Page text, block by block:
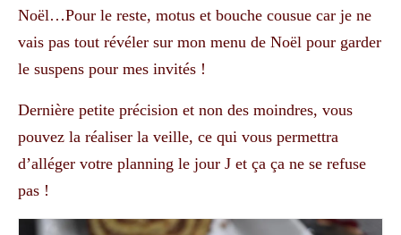
Noël…Pour le reste, motus et bouche cousue car je ne
vais pas tout révéler sur mon menu de Noël pour garder
le suspens pour mes invités !
Dernière petite précision et non des moindres, vous
pouvez la réaliser la veille, ce qui vous permettra
d’alléger votre planning le jour J et ça ça ne se refuse
pas !